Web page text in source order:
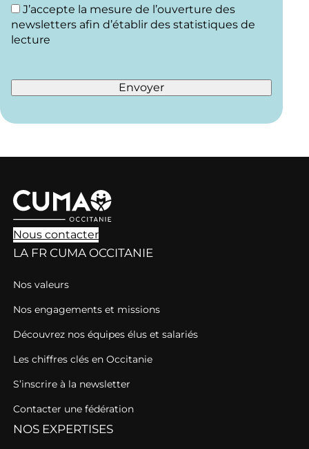
P
I
X
J’accepte la mesure de l’ouverture des
newsletters afin d’établir des statistiques de
lecture
Envoyer
Nous contacter
LA FR CUMA OCCITANIE
Nos valeurs
Nos engagements et missions
Découvrez nos équipes élus et salariés
Les chiffres clés en Occitanie
S’inscrire à la newsletter
Contacter une fédération
NOS EXPERTISES